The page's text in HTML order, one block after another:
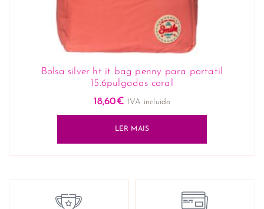
Bolsa silver ht it bag penny para portatil
15.6pulgadas coral
18,60€ IVA incluido
LER MAIS